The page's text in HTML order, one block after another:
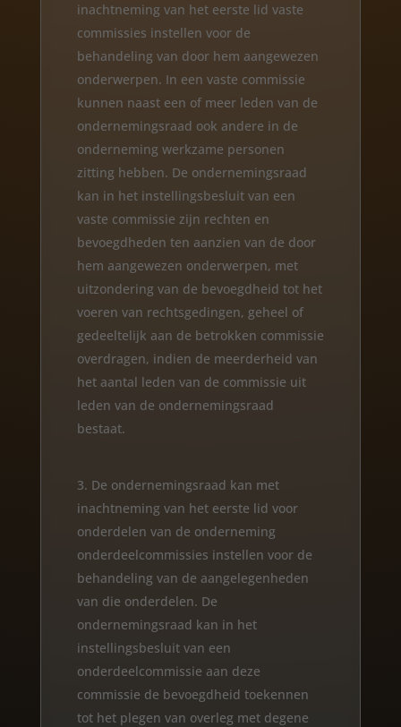
inachtneming van het eerste lid vaste
commissies instellen voor de
behandeling van door hem aangewezen
onderwerpen. In een vaste commissie
kunnen naast een of meer leden van de
ondernemingsraad ook andere in de
onderneming werkzame personen
zitting hebben. De ondernemingsraad
kan in het instellingsbesluit van een
vaste commissie zijn rechten en
bevoegdheden ten aanzien van de door
hem aangewezen onderwerpen, met
uitzondering van de bevoegdheid tot het
voeren van rechtsgedingen, geheel of
gedeeltelijk aan de betrokken commissie
overdragen, indien de meerderheid van
het aantal leden van de commissie uit
leden van de ondernemingsraad
bestaat.
De ondernemingsraad kan met
inachtneming van het eerste lid voor
onderdelen van de onderneming
onderdeelcommissies instellen voor de
behandeling van de aangelegenheden
van die onderdelen. De
ondernemingsraad kan in het
instellingsbesluit van een
onderdeelcommissie aan deze
commissie de bevoegdheid toekennen
tot het plegen van overleg met degene